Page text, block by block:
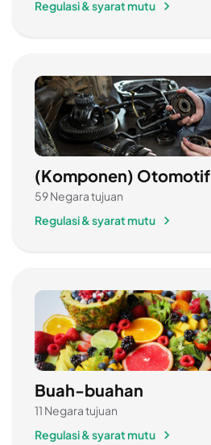
Regulasi & syarat mutu
(Komponen) Otomotif
59 Negara tujuan
Regulasi & syarat mutu
Buah-buahan
11 Negara tujuan
Regulasi & syarat mutu